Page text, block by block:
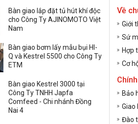
Bàn giao lắp đặt tủ hút khí độc
cho Công Ty AJINOMOTO Việt
Nam
Bàn giao bơm lấy mẫu bụi HI-
Q và Kestrel 5500 cho Công Ty
ETM
Bàn giao Kestrel 3000 tại
Công Ty TNHH Japfa
Comfeed - Chi nhánh Đồng
Nai 4
Về
Giới
Sứ
Hợp
Cơ
Bảo
Giao
Đào